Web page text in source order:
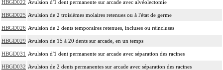
HBGD022 Avulsion d'1 dent permanente sur arcade avec alvéolectomie
HBGD025 Avulsion de 2 troisièmes molaires retenues ou à l'état de germe
HBGD026 Avulsion de 2 dents temporaires retenues, incluses ou réincluses
HBGD029 Avulsion de 15 à 20 dents sur arcade, en un temps
HBGD031 Avulsion d'1 dent permanente sur arcade avec séparation des racines
HBGD032 Avulsion de 2 dents permanentes sur arcade avec séparation des racines